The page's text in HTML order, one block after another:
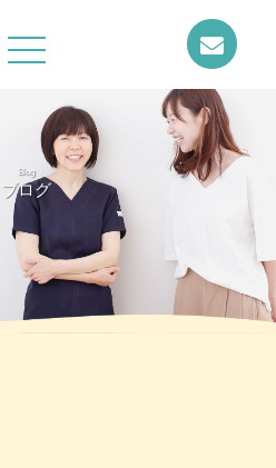
Blog
ブログ